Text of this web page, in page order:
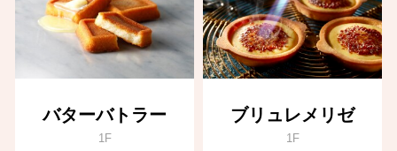
バターバトラー
1F
ブリュレメリゼ
1F